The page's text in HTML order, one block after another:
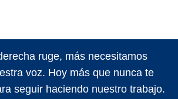
ruge, más necesitamos
voz. Hoy más que nunca te
seguir haciendo nuestro trabajo.